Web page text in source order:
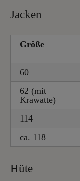
Jacken
Größe
60
62 (mit
Krawatte)
114
ca. 118
Hüte